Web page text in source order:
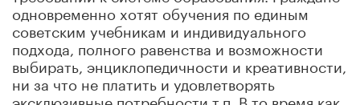
одновременно хотят обучения по единым
советским учебникам и индивидуального
подхода, полного равенства и возможности
выбирать, энциклопедичности и креативности,
ни за что не платить и удовлетворять
эксклюзивные потребности т.п. В то время как